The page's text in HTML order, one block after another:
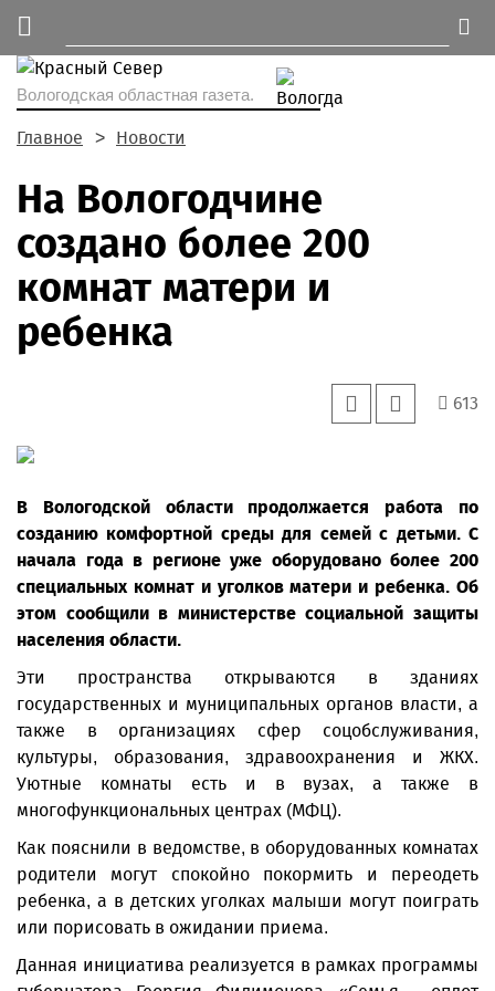
Вологодская областная газета.
Главное Новости
На Вологодчине
создано более 200
комнат матери и
ребенка
613
В Вологодской области продолжается работа по
созданию комфортной среды для семей с детьми. С
начала года в регионе уже оборудовано более 200
специальных комнат и уголков матери и ребенка. Об
этом сообщили в министерстве социальной защиты
населения области.
Эти пространства открываются в зданиях
государственных и муниципальных органов власти, а
также в организациях сфер соцобслуживания,
культуры, образования, здравоохранения и ЖКХ.
Уютные комнаты есть и в вузах, а также в
многофункциональных центрах (МФЦ).
Как пояснили в ведомстве, в оборудованных комнатах
родители могут спокойно покормить и переодеть
ребенка, а в детских уголках малыши могут поиграть
или порисовать в ожидании приема.
Данная инициатива реализуется в рамках программы